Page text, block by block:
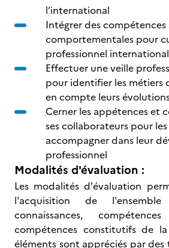
l’international
Intégrer des compétences
comportementales pour
professionnel international
Effectuer une veille
pour identifier les métiers
en compte leurs
Cerner les appétences et
ses collaborateurs pour
accompagner dans leur
professionnel
Modalités d'évaluation :
Les modalités d'évaluation
l'acquisition de
connaissances,
compétences constitutifs de
éléments sont appréciés par